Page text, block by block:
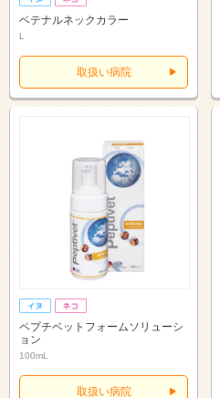
ベテナルネックカラー
L
取扱い病院
ペプチベットフォームソリューシ
ョン
100mL
取扱い病院